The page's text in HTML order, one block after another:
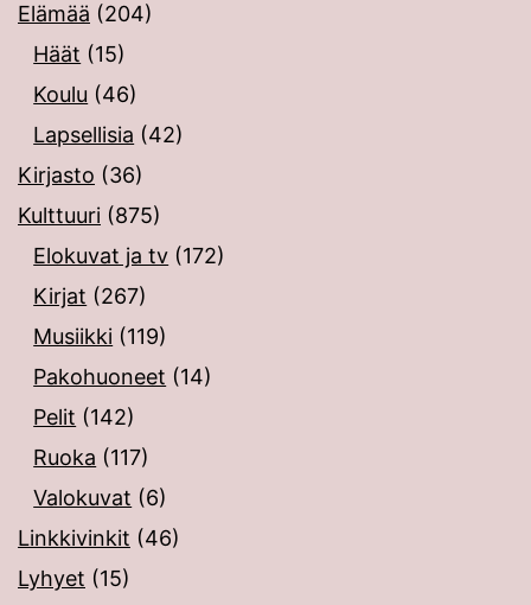
Elämää (204)
Häät (15)
Koulu (46)
Lapsellisia (42)
Kirjasto (36)
Kulttuuri (875)
Elokuvat ja tv (172)
Kirjat (267)
Musiikki (119)
Pakohuoneet (14)
Pelit (142)
Ruoka (117)
Valokuvat (6)
Linkkivinkit (46)
Lyhyet (15)